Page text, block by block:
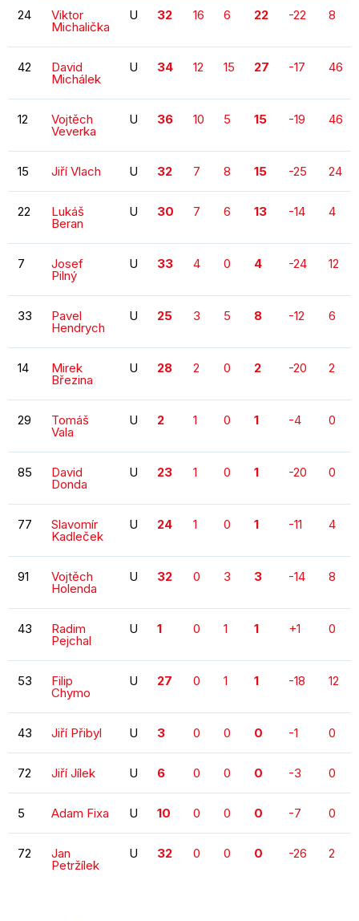
24 Viktor
Michalička
U 32 16 6 22 -22 8
42 David
Michálek
U 34 12 15 27 -17 46
12 Vojtěch
Veverka
U 36 10 5 15 -19 46
15 Jiří Vlach U 32 7 8 15 -25 24
22 Lukáš
Beran
U 30 7 6 13 -14 4
7 Josef
Pilný
U 33 4 0 4 -24 12
33 Pavel
Hendrych
U 25 3 5 8 -12 6
14 Mirek
Březina
U 28 2 0 2 -20 2
29 Tomáš
Vala
U 2 1 0 1 -4 0
85 David
Donda
U 23 1 0 1 -20 0
77 Slavomír
Kadleček
U 24 1 0 1 -11 4
91 Vojtěch
Holenda
U 32 0 3 3 -14 8
43 Radim
Pejchal
U 1 0 1 1 +1 0
53 Filip
Chymo
U 27 0 1 1 -18 12
43 Jiří Přibyl U 3 0 0 0 -1 0
72 Jiří Jílek U 6 0 0 0 -3 0
5 Adam Fixa U 10 0 0 0 -7 0
72 Jan
Petržílek
U 32 0 0 0 -26 2